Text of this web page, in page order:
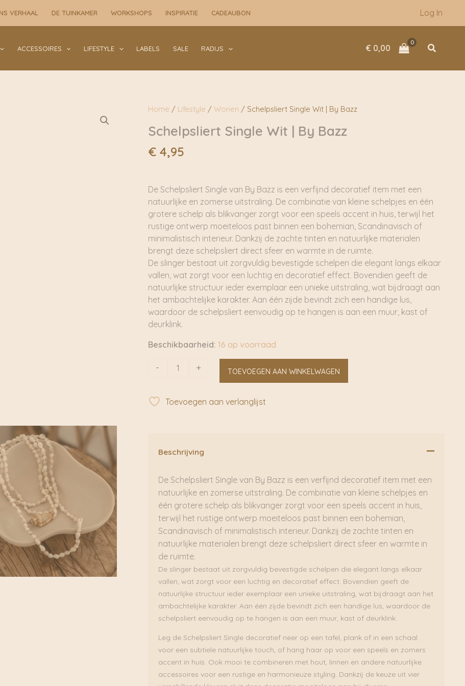
VERHAAL DE TUINKAMER WORKSHOPS INSPIRATIE CADEAUBON Log In
ACCESSOIRES LIFESTYLE LABELS SALE RADIJS € 0,00 Zoeken
Home / Lifestyle / Wonen / Schelpsliert Single Wit | By Bazz
Schelpsliert Single Wit | By Bazz
€4,95
De Schelpsliert Single van By Bazz is een verfijnd decoratief item met een
natuurlijke en zomerse uitstraling. De combinatie van kleine schelpjes en één
grotere schelp als blikvanger zorgt voor een speels accent in huis, terwijl het
rustige ontwerp moeiteloos past binnen een bohemian, Scandinavisch of
minimalistisch interieur. Dankzij de zachte tinten en natuurlijke materialen
brengt deze schelpsliert direct sfeer en warmte in de ruimte.
De slinger bestaat uit zorgvuldig bevestigde schelpen die elegant langs elkaar
vallen, wat zorgt voor een luchtig en decoratief effect. Bovendien geeft de
natuurlijke structuur ieder exemplaar een unieke uitstraling, wat bijdraagt aan
het ambachtelijke karakter. Aan één zijde bevindt zich een handige lus,
waardoor de schelpsliert eenvoudig op te hangen is aan een muur, kast of
deurklink.
Beschikbaarheid: 16 op voorraad
-
Schelpsliert
+ TOEVOEGEN AAN WINKELWAGEN
Toevoegen aan verlanglijst
Beschrijving
De Schelpsliert Single van By Bazz is een verfijnd decoratief item met een
natuurlijke en zomerse uitstraling. De combinatie van kleine schelpjes en
één grotere schelp als blikvanger zorgt voor een speels accent in huis,
terwijl het rustige ontwerp moeiteloos past binnen een bohemian,
Scandinavisch of minimalistisch interieur. Dankzij de zachte tinten en
natuurlijke materialen brengt deze schelpsliert direct sfeer en warmte in
de ruimte.
De slinger bestaat uit zorgvuldig bevestigde schelpen die elegant langs elkaar
vallen, wat zorgt voor een luchtig en decoratief effect. Bovendien geeft de
natuurlijke structuur ieder exemplaar een unieke uitstraling, wat bijdraagt aan het
ambachtelijke karakter. Aan één zijde bevindt zich een handige lus, waardoor de
schelpsliert eenvoudig op te hangen is aan een muur, kast of deurklink.
Leg de Schelpsliert Single decoratief neer op een tafel, plank of in een schaal
voor een subtiele natuurlijke touch, of hang haar op voor een speels en zomers
accent in huis. Ook mooi te combineren met hout, linnen en andere natuurlijke
accessoires voor een rustige en harmonieuze styling. Dankzij de keuze uit vier
|
By
aantal